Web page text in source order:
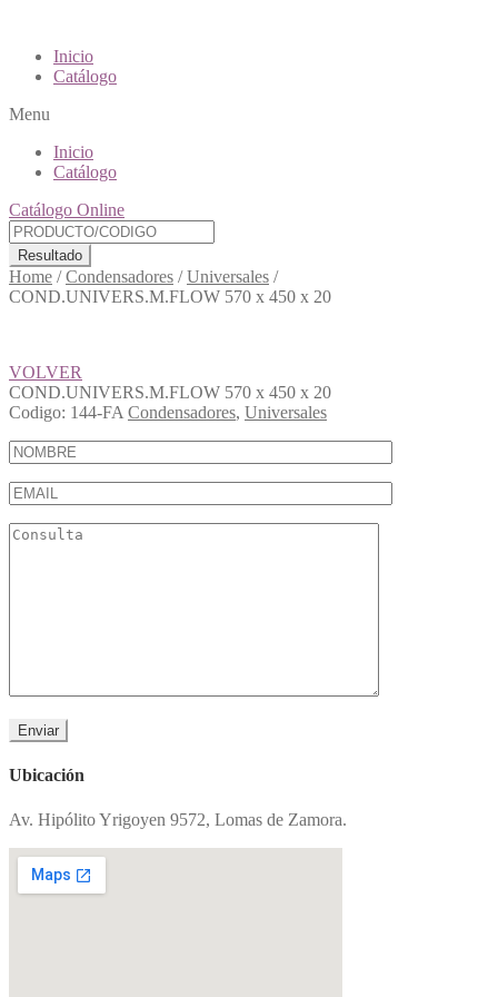
Inicio
Catálogo
Menu
Inicio
Catálogo
Catálogo Online
Resultado
Home /Condensadores /Universales /
COND.UNIVERS.M.FLOW 570 x 450 x 20
VOLVER
COND.UNIVERS.M.FLOW 570 x 450 x 20
Codigo: 144-FA Condensadores, Universales
Ubicación
Av. Hipólito Yrigoyen 9572, Lomas de Zamora.